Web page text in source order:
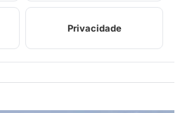
Privacidade